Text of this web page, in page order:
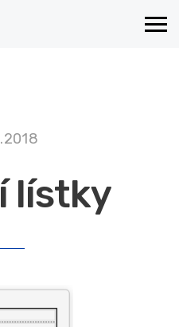
lístky